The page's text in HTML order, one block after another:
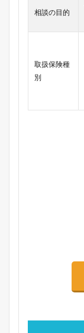
相談の目的
取扱保険種
別